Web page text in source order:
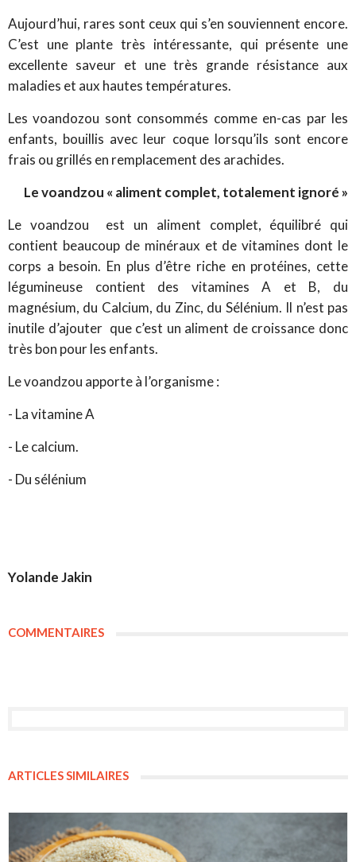
Aujourd’hui, rares sont ceux qui s’en souviennent encore.
C’est une plante très intéressante, qui présente une
excellente saveur et une très grande résistance aux
maladies et aux hautes températures.
Les voandozou sont consommés comme en-cas par les
enfants, bouillis avec leur coque lorsqu’ils sont encore
frais ou grillés en remplacement des arachides.
Le voandzou « aliment complet, totalement ignoré »
Le voandzou est un aliment complet, équilibré qui
contient beaucoup de minéraux et de vitamines dont le
corps a besoin. En plus d’être riche en protéines, cette
légumineuse contient des vitamines A et B, du
magnésium, du Calcium, du Zinc, du Sélénium. Il n’est pas
inutile d’ajouter que c’est un aliment de croissance donc
très bon pour les enfants.
Le voandzou apporte à l’organisme :
- La vitamine A
- Le calcium.
- Du sélénium
Yolande Jakin
COMMENTAIRES
ARTICLES SIMILAIRES